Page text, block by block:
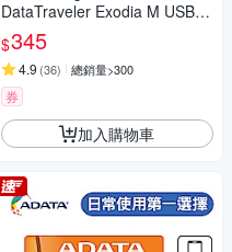
DataTraveler Exodia M USB3.
2 128GB 隨身碟 DTXM/128GB
$345
4.9 (36) 總銷量>300
券
加入購物車